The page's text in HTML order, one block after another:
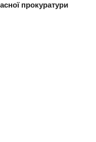
прокуратури